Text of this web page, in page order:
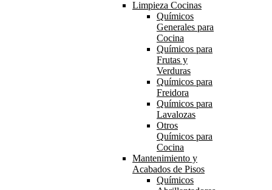
Limpieza Cocinas
Químicos
Generales para
Cocina
Químicos para
Frutas y
Verduras
Químicos para
Freidora
Químicos para
Lavalozas
Otros
Químicos para
Cocina
Mantenimiento y
Acabados de Pisos
Químicos